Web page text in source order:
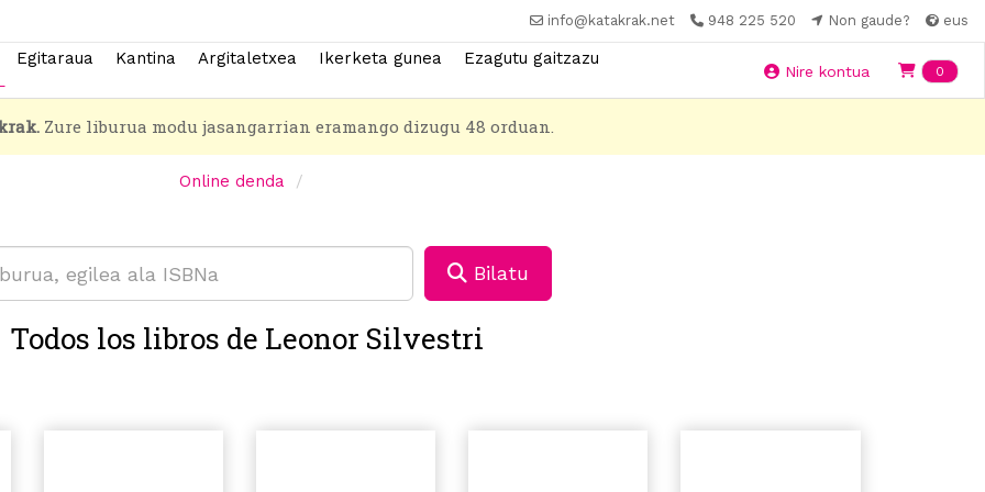
info@katakrak.net 948 225 520 Non gaude? eus
Egitaraua Kantina Argitaletxea Ikerketa gunea
Ezagutu gaitzazu
Nire kontua 0
Zure liburua modu jasangarrian eramango dizugu 48 orduan.
Online denda
Bilatu
Todos los libros de Leonor Silvestri